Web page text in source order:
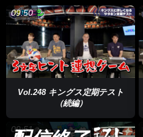
09:50
Vol.248 キングス定期テスト
（続編）
09:51